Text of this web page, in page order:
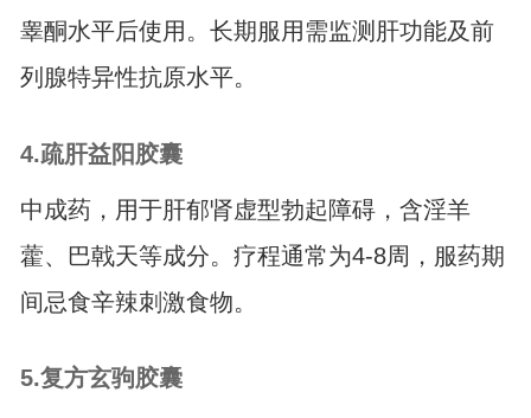
睾酮水平后使用。长期服用需监测肝功能及前
列腺特异性抗原水平。
4.疏肝益阳胶囊
中成药，用于肝郁肾虚型勃起障碍，含淫羊
藿、巴戟天等成分。疗程通常为4-8周，服药期
间忌食辛辣刺激食物。
5.复方玄驹胶囊